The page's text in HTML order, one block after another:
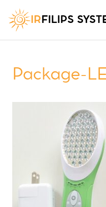
IR FILIPS
Package-